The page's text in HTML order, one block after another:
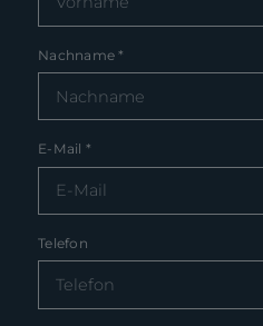
Nachname*
E-Mail *
Telefon